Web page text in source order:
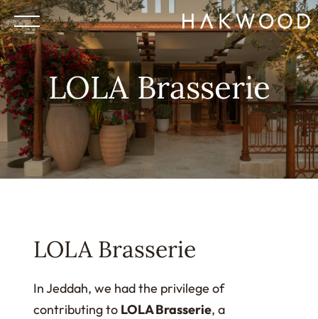
LOLA Brasserie
LOLA Brasserie
In Jeddah, we had the privilege of
contributing to LOLA Brasserie, a